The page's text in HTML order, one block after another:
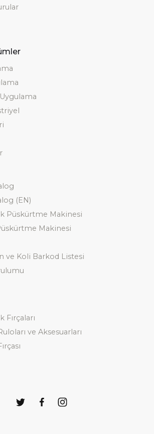
(EN)
Püskürtme Makinesi
Makinesi
ve Koli Barkod Listesi
Fırçaları
ve Aksesuarları